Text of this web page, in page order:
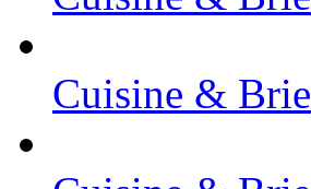
Cuisine & Brie